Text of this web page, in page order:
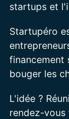
startups et
Startupéro
financement
bouger les
L'idée ?
rendez-vous